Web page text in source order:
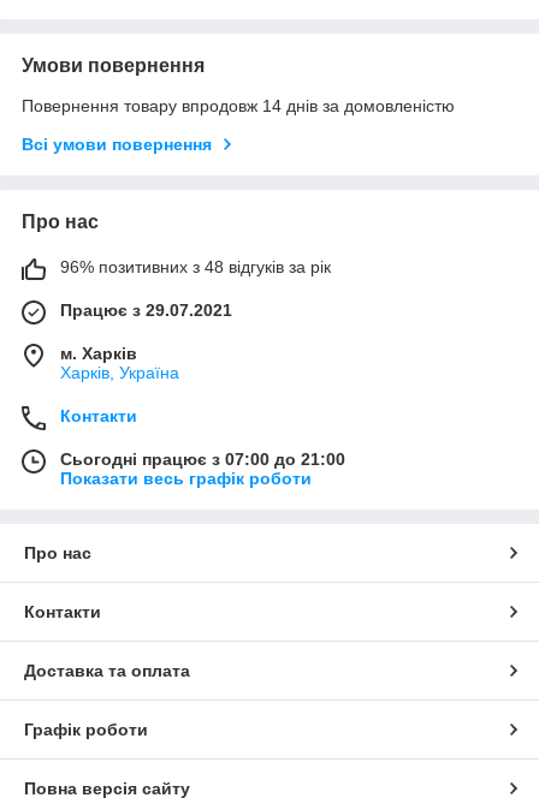
Умови повернення
Повернення товару впродовж 14 днів за домовленістю
Всі умови повернення
Про нас
96% позитивних з 48 відгуків за рік
Працює з 29.07.2021
м. Харків
Харків, Україна
Контакти
Сьогодні працює з 07:00 до 21:00
Показати весь графік роботи
Про нас
Контакти
Доставка та оплата
Графік роботи
Повна версія сайту